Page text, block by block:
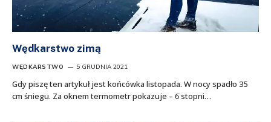
Wędkarstwo zimą
WĘDKARSTWO 5 GRUDNIA 2021
Gdy piszę ten artykuł jest końcówka listopada. W nocy spadło 35
cm śniegu. Za oknem termometr pokazuje – 6̇ stopni…